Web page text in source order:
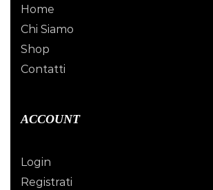
Home
Chi Siamo
Shop
Contatti
ACCOUNT
Login
Registrati